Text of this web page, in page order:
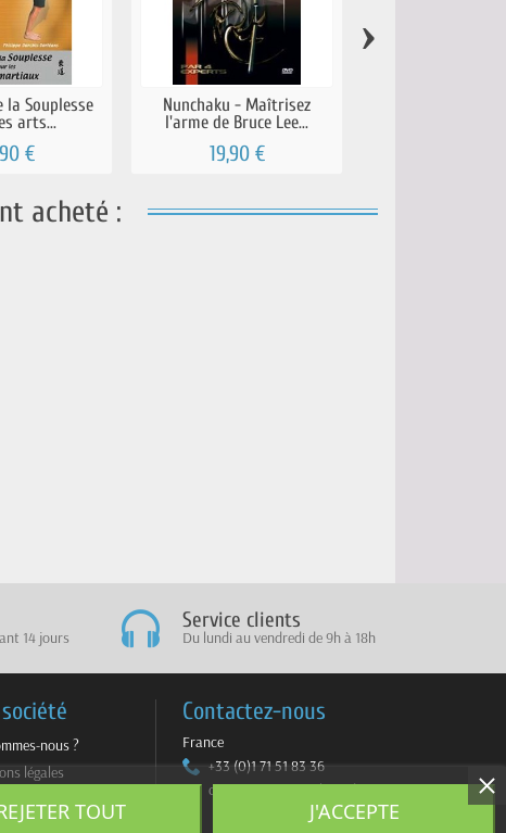
la Souplesse
arts...
€
Nunchaku - Maîtrisez
l'arme de Bruce Lee...
19,90 €
›
acheté :
14 jours
Service clients
Du lundi au vendredi de 9h à 18h
nous ?
légales
nous
Contactez-nous
France
+33 (0)1 71 51 83 36
contact@sportmultimedia.com
TOUT J'ACCEPTE